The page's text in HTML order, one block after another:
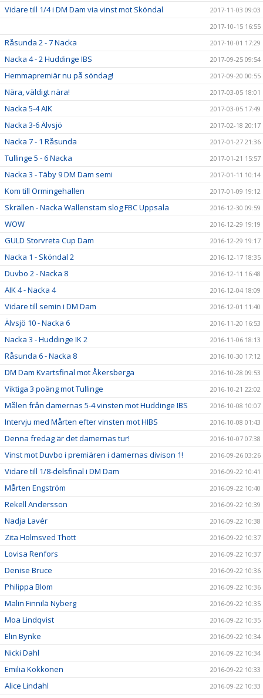
Vidare till 1/4 i DM Dam via vinst mot Sköndal
2017-11-03 09:03
2017-10-15 16:55
Råsunda 2 - 7 Nacka 2017-10-01 17:29
Nacka 4 - 2 Huddinge IBS 2017-09-25 09:54
Hemmapremiär nu på söndag! 2017-09-20 00:55
Nära, väldigt nära! 2017-03-05 18:01
Nacka 5-4 AIK 2017-03-05 17:49
Nacka 3-6 Älvsjö 2017-02-18 20:17
Nacka 7 - 1 Råsunda 2017-01-27 21:36
Tullinge 5 - 6 Nacka 2017-01-21 15:57
Nacka 3 - Täby 9 DM Dam semi 2017-01-11 10:14
Kom till Ormingehallen 2017-01-09 19:12
Skrällen - Nacka Wallenstam slog FBC Uppsala 2016-12-30 09:59
WOW 2016-12-29 19:19
GULD Storvreta Cup Dam 2016-12-29 19:17
Nacka 1 - Sköndal 2 2016-12-17 18:35
Duvbo 2 - Nacka 8 2016-12-11 16:48
AIK 4 - Nacka 4 2016-12-04 18:09
Vidare till semin i DM Dam 2016-12-01 11:40
Älvsjö 10 - Nacka 6 2016-11-20 16:53
Nacka 3 - Huddinge IK 2 2016-11-06 18:13
Råsunda 6 - Nacka 8 2016-10-30 17:12
DM Dam Kvartsfinal mot Åkersberga 2016-10-28 09:53
Viktiga 3 poäng mot Tullinge 2016-10-21 22:02
Målen från damernas 5-4 vinsten mot Huddinge IBS 2016-10-08 10:07
Intervju med Mårten efter vinsten mot HIBS 2016-10-08 01:43
Denna fredag är det damernas tur! 2016-10-07 07:38
Vinst mot Duvbo i premiären i damernas divison 1! 2016-09-26 03:26
Vidare till 1/8-delsfinal i DM Dam 2016-09-22 10:41
Mårten Engström 2016-09-22 10:40
Rekell Andersson 2016-09-22 10:39
Nadja Lavér 2016-09-22 10:38
Zita Holmsved Thott 2016-09-22 10:37
Lovisa Renfors 2016-09-22 10:37
Denise Bruce 2016-09-22 10:36
Philippa Blom 2016-09-22 10:36
Malin Finnilä Nyberg 2016-09-22 10:35
Moa Lindqvist 2016-09-22 10:35
Elin Bynke 2016-09-22 10:34
Nicki Dahl 2016-09-22 10:34
Emilia Kokkonen 2016-09-22 10:33
Alice Lindahl 2016-09-22 10:33